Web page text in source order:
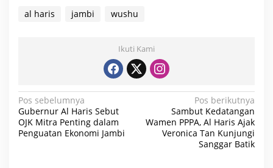
al haris jambi wushu
Ikuti Kami
N
a
v
Pos sebelumnya
Gubernur Al Haris Sebut
OJK Mitra Penting dalam
Penguatan Ekonomi Jambi
Pos berikutnya
Sambut Kedatangan
Wamen PPPA, Al Haris Ajak
Veronica Tan Kunjungi
Sanggar Batik